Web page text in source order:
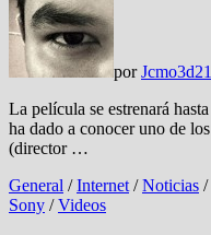
porJcmo3d
La película se estrenará
ha dado a conocer uno de
(director …
General /Internet /Noticias /
Sony /Videos